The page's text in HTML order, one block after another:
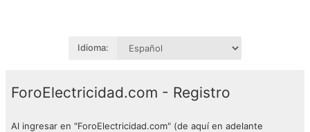
Idioma:
ForoElectricidad.com - Registro
Al ingresar en "ForoElectricidad.com" (de aquí en adelante